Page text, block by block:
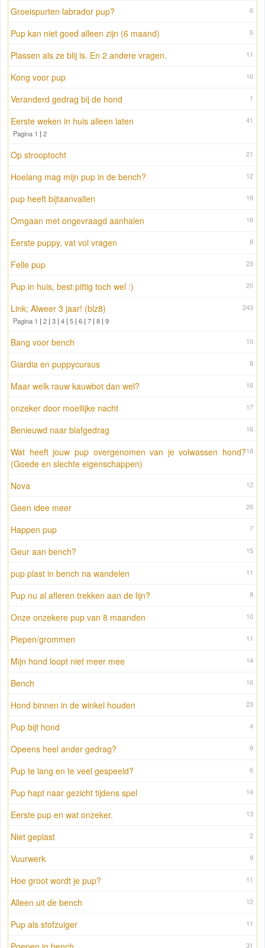
6
Groeispurten labrador pup?
5
Pup kan niet goed alleen zijn (6 maand)
11
Plassen als ze blij is. En 2 andere vragen.
16
Kong voor pup
1
Veranderd gedrag bij de hond
41
Eerste weken in huis alleen laten
Pagina 1 | 2
21
Op strooptocht
12
Hoelang mag mijn pup in de bench?
19
pup heeft bijtaanvallen
16
Omgaan met ongevraagd aanhalen
8
Eerste puppy, vat vol vragen
23
Felle pup
20
Pup in huis, best pittig toch wel :)
243
Link; Alweer 3 jaar! (blz8)
Pagina 1 | 2 | 3 | 4 | 5 | 6 | 7 | 8 | 9
10
Bang voor bench
8
Giardia en puppycursus
16
Maar welk rauw kauwbot dan wel?
17
onzeker door moeilijke nacht
16
Benieuwd naar blafgedrag
18
Wat heeft jouw pup overgenomen van je volwassen hond?
(Goede en slechte eigenschappen)
12
Nova
26
Geen idee meer
7
Happen pup
15
Geur aan bench?
11
pup plast in bench na wandelen
8
Pup nu al afleren trekken aan de lijn?
10
Onze onzekere pup van 8 maanden
11
Piepen/grommen
14
Mijn hond loopt niet meer mee
16
Bench
23
Hond binnen in de winkel houden
4
Pup bijt hond
9
Opeens heel ander gedrag?
6
Pup te lang en te veel gespeeld?
14
Pup hapt naar gezicht tijdens spel
13
Eerste pup en wat onzeker.
2
Niet geplast
9
Vuurwerk
11
Hoe groot wordt je pup?
12
Alleen uit de bench
11
Pup als stofzuiger
31